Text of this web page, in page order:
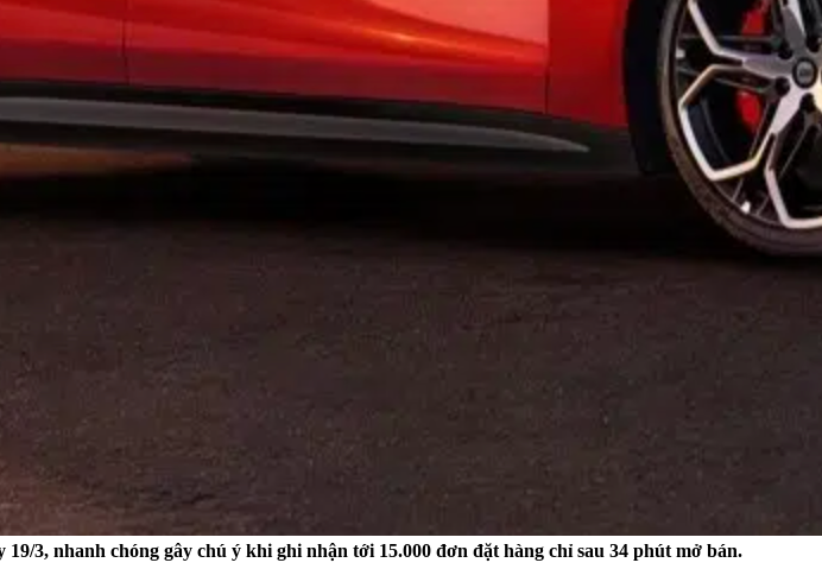
3, nhanh chóng gây chú ý khi ghi nhận tới 15.000 đơn đặt hàng chỉ sau 34 phút mở bán.